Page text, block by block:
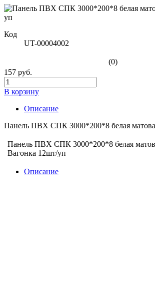
Код
UT-00004002
(0)
157 руб.
В корзину
Описание
Панель ПВХ СПК 3000*200*8 белая
Панель ПВХ СПК 3000*200*8 белая
Вагонка 12шт/уп
Описание